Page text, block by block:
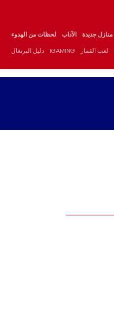
منازل جديدة الآداب لحظات من الهدوء
لعب القمار IGAMING دليل البرتغال